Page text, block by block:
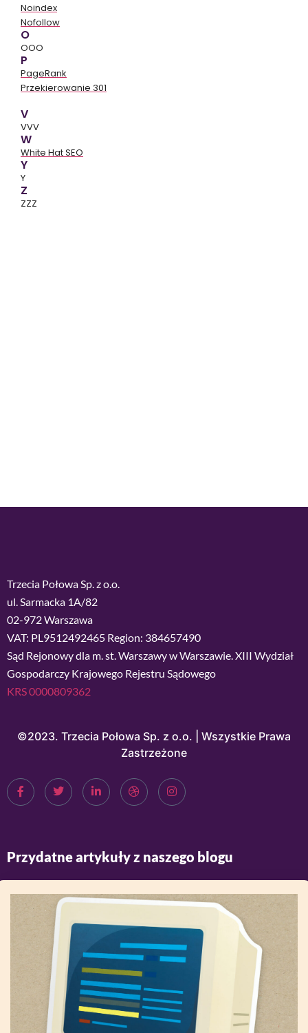
Noindex
Nofollow
O
OOO
P
PageRank
Przekierowanie 301
V
VVV
W
White Hat SEO
Y
Y
Z
ZZZ
Trzecia Połowa Sp. z o.o.
ul. Sarmacka 1A/82
02-972 Warszawa
VAT: PL9512492465 Region: 384657490
Sąd Rejonowy dla m. st. Warszawy w Warszawie. XIII Wydział
Gospodarczy Krajowego Rejestru Sądowego
KRS 0000809362
©2023. Trzecia Połowa Sp. z o.o. | Wszystkie Prawa
Zastrzeżone
Przydatne artykuły z naszego blogu